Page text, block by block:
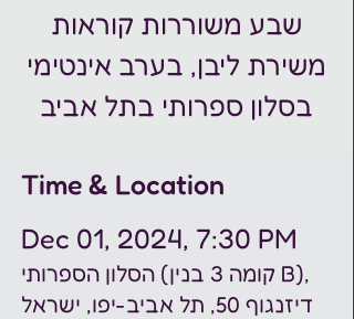
שבע משוררות קוראות
משירת ליבן, בערב אינטימי
בסלון ספרותי בתל אביב
Time & Location
Dec 01, 2024, 7:30 PM
הסלון הספרותי (קומה 3 בנין B),
דיזנגוף 50, תל אביב-יפו, ישראל